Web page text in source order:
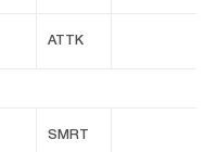
ATTK
SMRT